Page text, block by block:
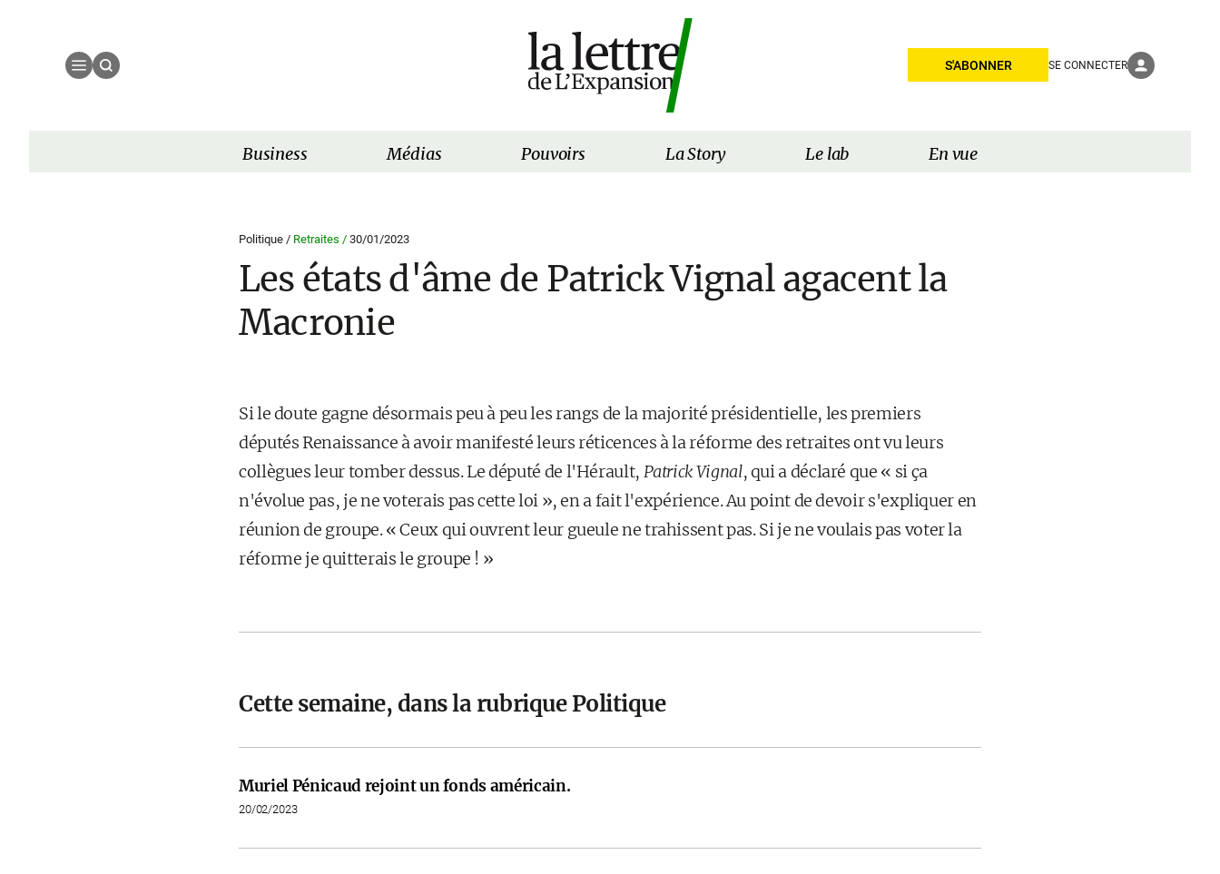
S'ABONNER SE CONNECTER
Business Médias Pouvoirs La Story Le lab En vue
Politique / Retraites / 30/01/2023
Les états d'âme de Patrick Vignal agacent la
Macronie
Si le doute gagne désormais peu à peu les rangs de la majorité présidentielle, les premiers
députés Renaissance à avoir manifesté leurs réticences à la réforme des retraites ont vu leurs
collègues leur tomber dessus. Le député de l'Hérault, Patrick Vignal, qui a déclaré que « si ça
n'évolue pas, je ne voterais pas cette loi », en a fait l'expérience. Au point de devoir s'expliquer en
réunion de groupe. « Ceux qui ouvrent leur gueule ne trahissent pas. Si je ne voulais pas voter la
réforme je quitterais le groupe ! »
Cette semaine, dans la rubrique Politique
Muriel Pénicaud rejoint un fonds américain.
20/02/2023